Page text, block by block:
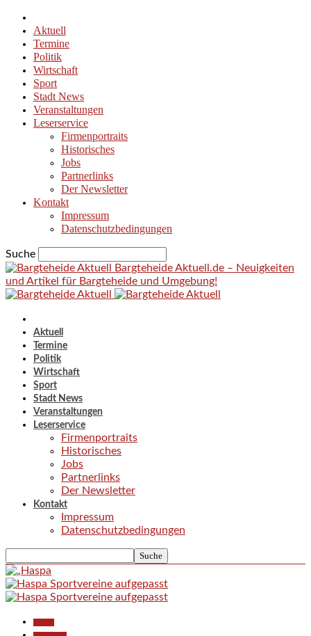
Aktuell
Termine
Politik
Wirtschaft
Sport
Stadt News
Veranstaltungen
Leserservice
Firmenportraits
Historisches
Jobs
Partnerlinks
Der Newsletter
Kontakt
Impressum
Datenschutzbedingungen
Suche
Bargteheide Aktuell.de – Neuigkeiten
und Artikel für Bargteheide und Umgebung!
Aktuell
Termine
Politik
Wirtschaft
Sport
Stadt News
Veranstaltungen
Leserservice
Firmenportraits
Historisches
Jobs
Partnerlinks
Der Newsletter
Kontakt
Impressum
Datenschutzbedingungen